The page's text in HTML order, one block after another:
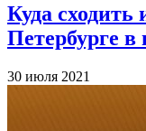
Куда сходить
Петербурге
30 июля 2021